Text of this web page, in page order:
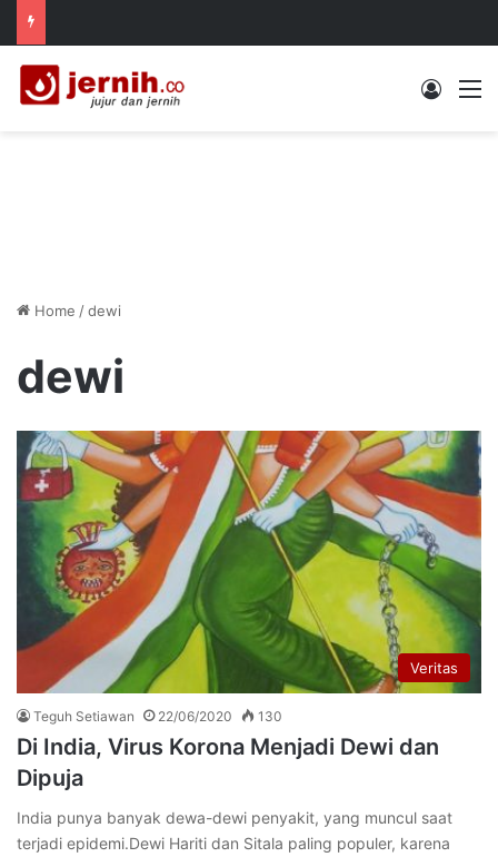
Log In
Home /dewi
dewi
Veritas
Teguh Setiawan 22/06/2020 130
Di India, Virus Korona Menjadi Dewi dan
Dipuja
India punya banyak dewa-dewi penyakit, yang muncul saat
terjadi epidemi.Dewi Hariti dan Sitala paling populer, karena